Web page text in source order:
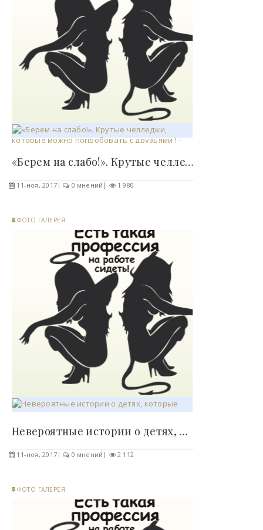
«Берем на слабо!». Крутые челледжи, которые можно..
11-ноя, 2017 0 мнений 1 980
ФОТО ГАЛЕРЕЯ
Невероятные истории о детях, которые спасли жизнь..
11-ноя, 2017 0 мнений 2 112
ФОТО ГАЛЕРЕЯ